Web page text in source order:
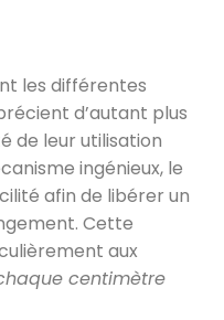
les différentes
d’autant plus
de leur utilisation
ingénieux, le
afin de libérer un
Cette
aux
centimètre